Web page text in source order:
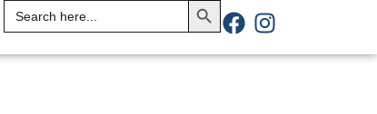
Search
for: